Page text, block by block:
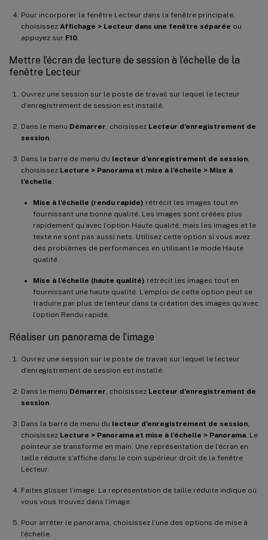
Pour incorporer la fenêtre Lecteur dans la fenêtre principale,
choisissez Affichage > Lecteur dans une fenêtre séparée ou
appuyez sur F10
Mettre l’écran de lecture de session à l’échelle de la
fenêtre Lecteur
Ouvrez une session sur le poste de travail sur lequel le lecteur
d’enregistrement de session est installé.
Dans le menu Démarrer , choisissez Lecteur d’enregistrement de
session
Dans la barre de menu du lecteur d’enregistrement de session
choisissez Lecture > Panorama et mise à l’échelle > Mise à
l’échelle
Mise à l’échelle (rendu rapide) rétrécit les images tout en
fournissant une bonne qualité. Les images sont créées plus
rapidement qu’avec l’option Haute qualité, mais les images et le
texte ne sont pas aussi nets. Utilisez cette option si vous avez
des problèmes de performances en utilisant le mode Haute
qualité.
Mise à l’échelle (haute qualité) rétrécit les images tout en
fournissant une haute qualité. L’emploi de cette option peut se
traduire par plus de lenteur dans la création des images qu’avec
l’option Rendu rapide.
Réaliser un panorama de l’image
Ouvrez une session sur le poste de travail sur lequel le lecteur
d’enregistrement de session est installé.
Dans le menu Démarrer , choisissez Lecteur d’enregistrement de
session
Dans la barre de menu du lecteur d’enregistrement de session
choisissez Lecture > Panorama et mise à l’échelle > Panorama . Le
pointeur se transforme en main. Une représentation de l’écran en
taille réduite s’affiche dans le coin supérieur droit de la fenêtre
Lecteur.
Faites glisser l’image. La représentation de taille réduite indique où
vous vous trouvez dans l’image.
Pour arrêter le panorama, choisissez l’une des options de mise à
l’échelle.